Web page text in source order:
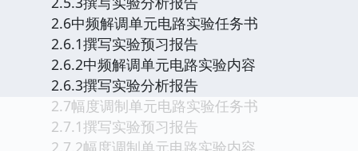
2.6中频解调单元电路实验任务书
2.6.1撰写实验预习报告
2.6.2中频解调单元电路实验内容
2.6.3撰写实验分析报告
2.7幅度调制单元电路实验任务书
2.7.1撰写实验预习报告
2.7.2幅度调制单元电路实验内容